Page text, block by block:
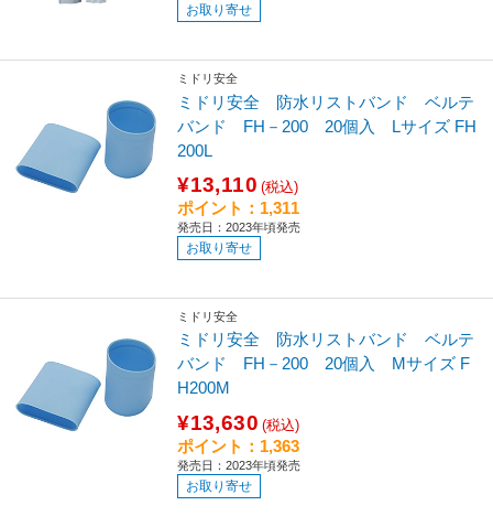
お取り寄せ
ミドリ安全
ミドリ安全 防水リストバンド ベルテ
バンド FH－200 20個入 Lサイズ FH
200L
¥13,110 (税込)
ポイント：1,311
発売日：2023年頃発売
お取り寄せ
ミドリ安全
ミドリ安全 防水リストバンド ベルテ
バンド FH－200 20個入 Mサイズ F
H200M
¥13,630 (税込)
ポイント：1,363
発売日：2023年頃発売
お取り寄せ